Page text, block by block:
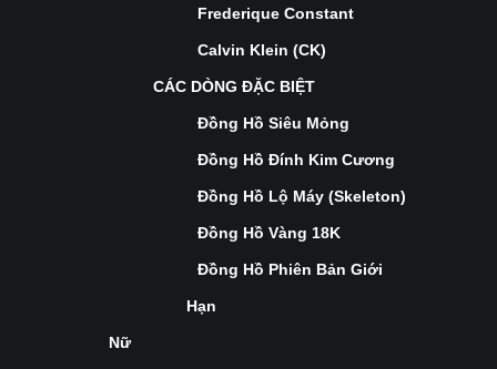
Frederique Constant
Calvin Klein (CK)
CÁC DÒNG ĐẶC BIỆT
Đồng Hồ Siêu Mỏng
Đồng Hồ Đính Kim Cương
Đồng Hồ Lộ Máy (Skeleton)
Đồng Hồ Vàng 18K
Đồng Hồ Phiên Bản Giới
Hạn
Nữ